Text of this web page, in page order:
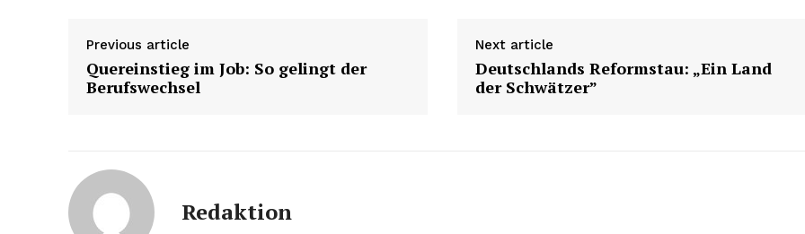
Previous article
Quereinstieg im Job: So gelingt der
Berufswechsel
Next article
Deutschlands Reformstau: „Ein Land
der Schwätzer”
Redaktion